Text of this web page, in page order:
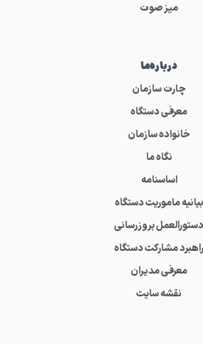
میز صوت
درباره‌ما
چارت سازمان
معرفی دستگاه
خانواده سازمان
نگاه ما
اساسنامه
بیانیه ماموریت دستگاه
دستورالعمل بروزرسانی
راهبرد مشارکت دستگاه
معرفی مدیران
نقشه سایت